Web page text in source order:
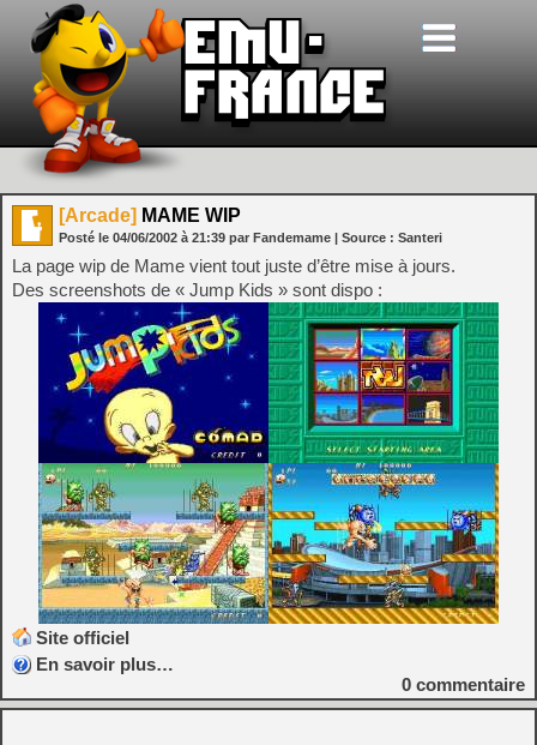
[Arcade] MAME WIP
Posté le 04/06/2002 à 21:39 par Fandemame | Source : Santeri
La page wip de Mame vient tout juste d’être mise à jours.
Des screenshots de « Jump Kids » sont dispo :
Site officiel
En savoir plus…
0 commentaire